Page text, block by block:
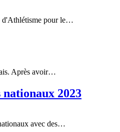
d'Athlétisme pour le…
Après avoir…
2023
avec des…